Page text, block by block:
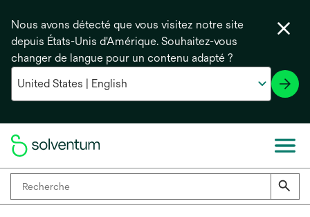
Nous avons détecté que vous visitez notre site
depuis États-Unis d'Amérique. Souhaitez-vous
changer de langue pour un contenu adapté ?